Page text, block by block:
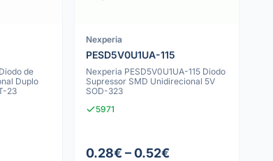
de
Duplo
23
Nexperia
PESD5V0U1UA-115
Nexperia PESD5V0U1UA-115 Diodo
Supressor SMD Unidirecional 5V
SOD-323
5971
0.28€ – 0.52€